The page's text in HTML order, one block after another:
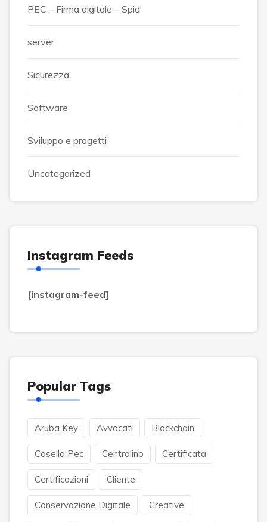
PEC – Firma digitale – Spid
server
Sicurezza
Software
Sviluppo e progetti
Uncategorized
Instagram Feeds
[instagram-feed]
Popular Tags
Aruba Key Avvocati Blockchain
Casella Pec Centralino Certificata
Certificazioni Cliente
Conservazione Digitale Creative